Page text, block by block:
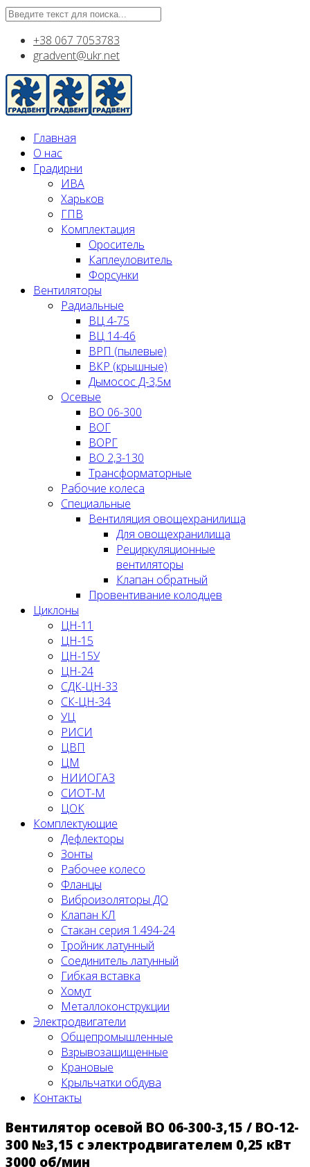
+38 067 7053783
gradvent@ukr.net
Главная
О нас
Градирни
ИВА
Харьков
ГПВ
Комплектация
Ороситель
Каплеуловитель
Форсунки
Вентиляторы
Радиальные
ВЦ 4-75
ВЦ 14-46
ВРП (пылевые)
ВКР (крышные)
Дымосос Д-3,5м
Осевые
ВО 06-300
ВОГ
ВОРГ
ВО 2,3-130
Трансформаторные
Рабочие колеса
Специальные
Вентиляция овощехранилища
Для овощехранилища
Рециркуляционные
вентиляторы
Клапан обратный
Провентивание колодцев
Циклоны
ЦН-11
ЦН-15
ЦН-15У
ЦН-24
СДК-ЦН-33
СК-ЦН-34
УЦ
РИСИ
ЦВП
ЦМ
НИИОГАЗ
СИОТ-М
ЦОК
Комплектующие
Дефлекторы
Зонты
Рабочее колесо
Фланцы
Виброизоляторы ДО
Клапан КЛ
Стакан серия 1.494-24
Тройник латунный
Соединитель латунный
Гибкая вставка
Хомут
Металлоконструкции
Электродвигатели
Общепромышленные
Взрывозащищенные
Крановые
Крыльчатки обдува
Контакты
Вентилятор осевой ВО 06-300-3,15 / ВО-12-
300 №3,15 с электродвигателем 0,25 кВт
3000 об/мин